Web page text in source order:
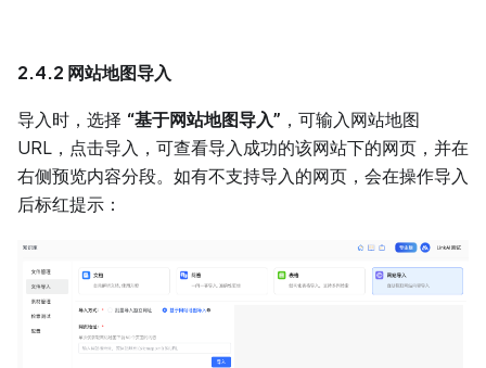
2.4.2 网站地图导入
导入时，选择 “基于网站地图导入” ，可输入网站地图
URL，点击导入，可查看导入成功的该网站下的网页，并在
右侧预览内容分段。如有不支持导入的网页，会在操作导入
后标红提示：